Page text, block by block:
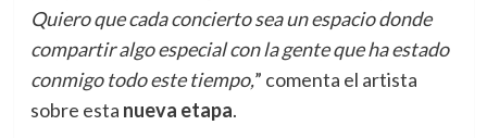
Quiero que cada concierto sea un espacio donde
compartir algo especial con la gente que ha estado
conmigo todo este tiempo,” comenta el artista
sobre esta nueva etapa.